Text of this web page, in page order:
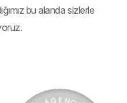
bu alanda sizlerle